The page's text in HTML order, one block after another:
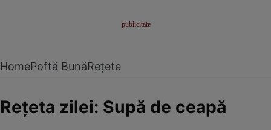
HomePoftă BunăRețete
Reţeta zilei: Supă de ceapă